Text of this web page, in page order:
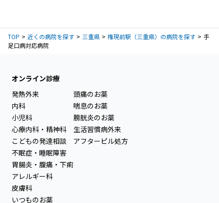
TOP 近くの病院を探す 三重県 権現前駅（三重県）の病院を探す
手
足口病対応病院
オンライン診療
発熱外来
内科
小児科
心療内科・精神科
こどもの発達相談
不眠症・睡眠障害
胃腸炎・腹痛・下痢
アレルギー科
皮膚科
いつものお薬
頭痛のお薬
喘息のお薬
膀胱炎のお薬
生活習慣病外来
アフターピル処方